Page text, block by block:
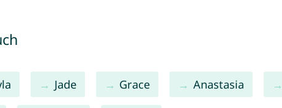
Jade Grace Anastasia